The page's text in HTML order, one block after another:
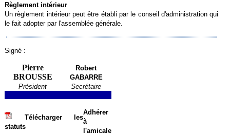
Règlement intérieur
Un règlement intérieur peut être établi par le conseil d'administration qui
le fait adopter par l'assemblée générale.
Signé :
Pierre
BROUSSE
Président
Robert
GABARRE
Secrétaire
Télécharger les
statuts
Adhérer
à
l'amicale